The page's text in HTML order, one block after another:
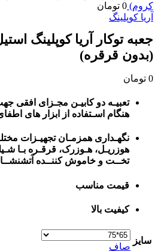
کروم) 0 تومان
آریا کوپلینگ
جعبه توکار آریا کوپلینگ
(بدون قرقره)
0 تومان
تعبیـه دو کابیـن مجـزای افقی
هنگام اسـتفاده از ابزار های
نگهـداری همزمـان تجهیـزات
هوزریـل، هـوزرک، قرقـره بـا
تخــت و خاموش کننــده
قیمت مناسب
کیفیت بالا
سایز
صاف